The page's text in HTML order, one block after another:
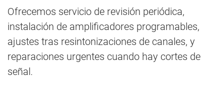
Ofrecemos servicio de revisión periódica,
instalación de amplificadores programables,
ajustes tras resintonizaciones de canales, y
reparaciones urgentes cuando hay cortes de
señal.